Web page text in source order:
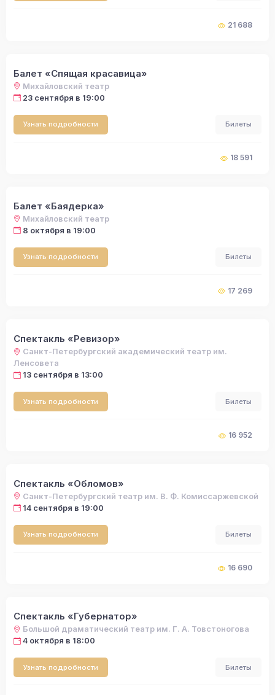
21 688
Балет «Спящая красавица»
Михайловский театр
23 сентября в 19:00
Узнать подробности Билеты
18 591
Балет «Баядерка»
Михайловский театр
8 октября в 19:00
Узнать подробности Билеты
17 269
Спектакль «Ревизор»
Санкт-Петербургский академический театр им.
Ленсовета
13 сентября в 13:00
Узнать подробности Билеты
16 952
Спектакль «Обломов»
Санкт-Петербургский театр им. В. Ф. Комиссаржевской
14 сентября в 19:00
Узнать подробности Билеты
16 690
Спектакль «Губернатор»
Большой драматический театр им. Г. А. Товстоногова
4 октября в 18:00
Узнать подробности Билеты